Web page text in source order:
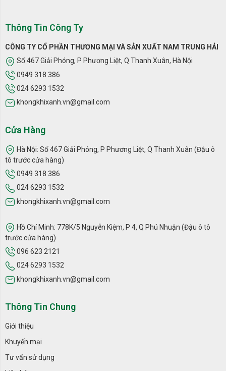
Thông Tin Công Ty
CÔNG TY CỔ PHẦN THƯƠNG MẠI VÀ SẢN XUẤT NAM TRUNG HẢI
Số 467 Giải Phóng, P Phương Liệt, Q Thanh Xuân, Hà Nội
0949 318 386
024 6293 1532
khongkhixanh.vn@gmail.com
Cửa Hàng
Hà Nội: Số 467 Giải Phóng, P Phương Liệt, Q Thanh Xuân (Đậu ô
tô trước cửa hàng)
0949 318 386
024 6293 1532
khongkhixanh.vn@gmail.com
Hồ Chí Minh: 778K/5 Nguyễn Kiệm, P 4, Q Phú Nhuận (Đậu ô tô
trước cửa hàng)
096 623 2121
024 6293 1532
khongkhixanh.vn@gmail.com
Thông Tin Chung
Giới thiệu
Khuyến mại
Tư vấn sử dụng